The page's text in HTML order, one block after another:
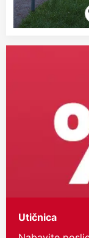
Utičnica